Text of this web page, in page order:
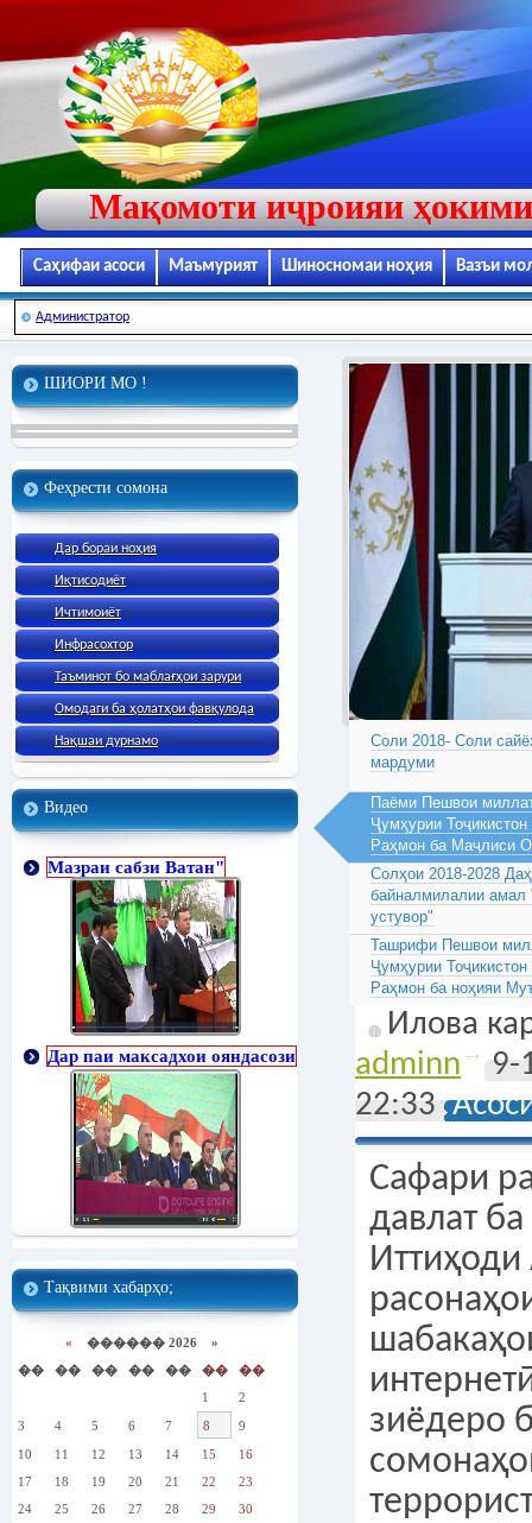
Мақомоти иҷроияи
Саҳифаи асоси Маъмурият Шиносномаи ноҳия Вазъи
Администратор
ШИОРИ МО !
Феҳрести сомона
Дар бораи ноҳия
Иқтисодиёт
Ичтимоиёт
Инфрасохтор
Таъминот бо маблағҳои зарури
Омодаги ба ҳолатҳои фавқулода
Нақшаи дурнамо
Видео
Мазраи сабзи Ватан"
Дар паи максадхои ояндасози
Тақвими хабарҳо;
« ������ 2026 »
��
�� �� �� �� ��
��
1
2
3
4 5 6 7 8
9
10
11 12 13 14 15
16
17
18 19 20 21 22
23
24
25 26 27 28 29
30
Соли 2018- Соли
мардуми
Паёми Пешвои
Ҷумҳурии
Раҳмон ба Маҷлиси
Солҳои 2018-2028
байналмилалии
устувор"
Ташрифи Пешвои
Ҷумҳурии
Раҳмон ба ноҳияи
Илова
adminn
9-
22:33
Сафари
давлат
зиёдеро